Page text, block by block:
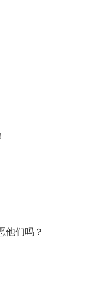
他们吗？